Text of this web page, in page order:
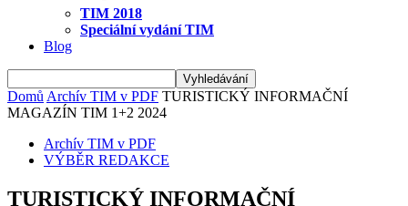
TIM 2018
Speciální vydání TIM
Blog
Domů Archív TIM v PDF TURISTICKÝ INFORMAČNÍ
MAGAZÍN TIM 1+2 2024
Archív TIM v PDF
VÝBĚR REDAKCE
TURISTICKÝ INFORMAČNÍ